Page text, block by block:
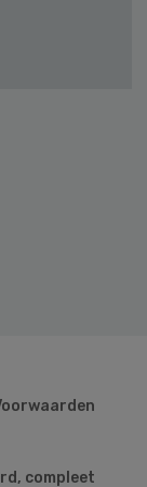
compleet